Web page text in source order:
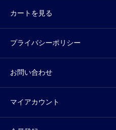
カートを見る
プライバシーポリシー
お問い合わせ
マイアカウント